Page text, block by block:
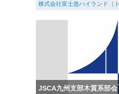
株式会社富士急ハイランド（
JSCA九州支部木質系部